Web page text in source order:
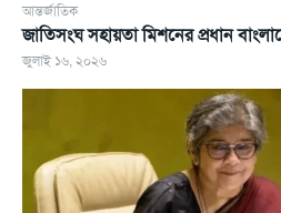
আন্তর্জাতিক
জাতিসংঘ সহায়তা মিশনের প্রধান
জুলাই ১৬, ২০২৬